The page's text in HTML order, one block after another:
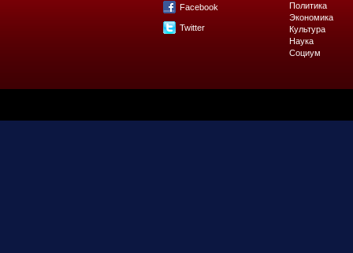
Facebook
Twitter
Политика
Экономика
Культура
Наука
Социум